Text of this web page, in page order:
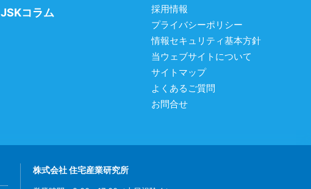
JSKコラム
採用情報
プライバシーポリシー
情報セキュリティ基本方針
当ウェブサイトについて
サイトマップ
よくあるご質問
お問合せ
株式会社 住宅産業研究所